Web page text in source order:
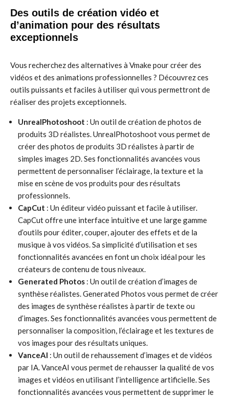
Des outils de création vidéo et
d’animation pour des résultats
exceptionnels
Vous recherchez des alternatives à Vmake pour créer des
vidéos et des animations professionnelles ? Découvrez ces
outils puissants et faciles à utiliser qui vous permettront de
réaliser des projets exceptionnels.
UnrealPhotoshoot : Un outil de création de photos de
produits 3D réalistes. UnrealPhotoshoot vous permet de
créer des photos de produits 3D réalistes à partir de
simples images 2D. Ses fonctionnalités avancées vous
permettent de personnaliser l’éclairage, la texture et la
mise en scène de vos produits pour des résultats
professionnels.
CapCut : Un éditeur vidéo puissant et facile à utiliser.
CapCut offre une interface intuitive et une large gamme
d’outils pour éditer, couper, ajouter des effets et de la
musique à vos vidéos. Sa simplicité d’utilisation et ses
fonctionnalités avancées en font un choix idéal pour les
créateurs de contenu de tous niveaux.
Generated Photos : Un outil de création d’images de
synthèse réalistes. Generated Photos vous permet de créer
des images de synthèse réalistes à partir de texte ou
d’images. Ses fonctionnalités avancées vous permettent de
personnaliser la composition, l’éclairage et les textures de
vos images pour des résultats uniques.
VanceAI : Un outil de rehaussement d’images et de vidéos
par IA. VanceAI vous permet de rehausser la qualité de vos
images et vidéos en utilisant l’intelligence artificielle. Ses
fonctionnalités avancées vous permettent de supprimer le